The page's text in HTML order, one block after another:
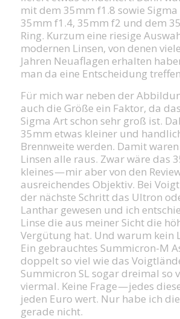
mit dem 35mm f1.8 sowie
35mm f1.4, 35mm f2 und dem
Ring. Kurzum eine riesige
modernen Linsen, von denen
Jahren Neuaflagen erhalten
man da eine Entscheidung
Für mich war neben der
auch die Größe ein Faktor, da
Sigma Art schon sehr groß ist.
35mm etwas kleiner und
Brennweite werden. Damit
Linsen alle raus. Zwar wäre das
kleines — mir aber von den
ausreichendes Objektiv. Bei
der nächste Schritt das Ultron
Lanthar gewesen und ich
Linse die aus meiner Sicht die
Vergütung hat. Und warum kein
Ein gebrauchtes Summicron-M
doppelt so viel wie das
Summicron SL sogar dreimal so
viermal. Keine Frage — jedes
jeden Euro wert. Nur habe ich
gerade nicht.